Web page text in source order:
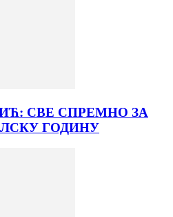
СВЕ СПРЕМНО ЗА
ГОДИНУ